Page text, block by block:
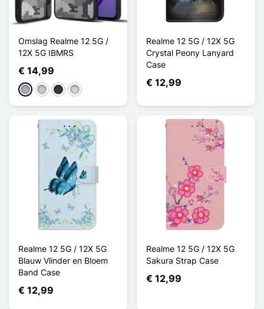
Omslag Realme 12 5G /
12X 5G IBMRS
€ 14,99
GrijsTransparant
Donkergrijs
Gris clair
Realme 12 5G / 12X 5G
Crystal Peony Lanyard
Case
€ 12,99
Realme 12 5G / 12X 5G
Blauw Vlinder en Bloem
Band Case
€ 12,99
Realme 12 5G / 12X 5G
Sakura Strap Case
€ 12,99